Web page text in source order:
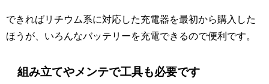
できればリチウム系に対応した充電器を最初から購入した
ほうが、いろんなバッテリーを充電できるので便利です。
組み立てやメンテで工具も必要です